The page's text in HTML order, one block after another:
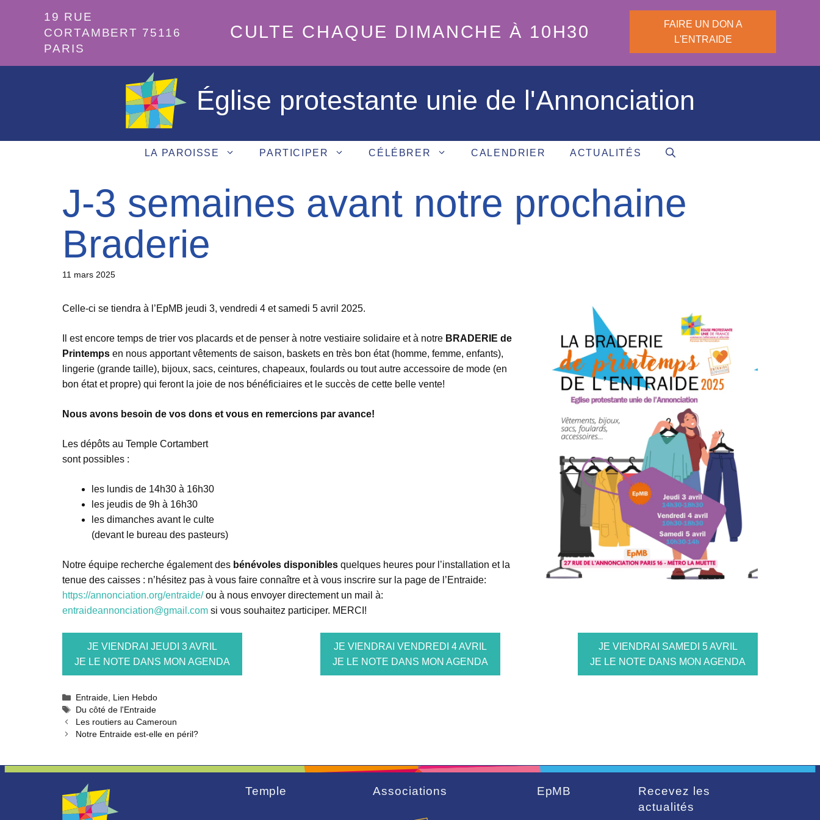
19 RUE
CORTAMBERT 75116
PARIS
CULTE CHAQUE DIMANCHE À 10H30
FAIRE UN DON A
L'ENTRAIDE
Église protestante unie de l'Annonciation
LA PAROISSE PARTICIPER CÉLÉBRER CALENDRIER ACTUALITÉS
J-3 semaines avant notre prochaine
Braderie
11 mars 2025
Celle-ci se tiendra à l’EpMB jeudi 3, vendredi 4 et samedi 5 avril 2025.
Il est encore temps de trier vos placards et de penser à notre vestiaire solidaire et à notre BRADERIE de
Printemps en nous apportant vêtements de saison, baskets en très bon état (homme, femme, enfants),
lingerie (grande taille), bijoux, sacs, ceintures, chapeaux, foulards ou tout autre accessoire de mode (en
bon état et propre) qui feront la joie de nos bénéficiaires et le succès de cette belle vente!
Nous avons besoin de vos dons et vous en remercions par avance!
Les dépôts au Temple Cortambert
sont possibles :
les lundis de 14h30 à 16h30
les jeudis de 9h à 16h30
les dimanches avant le culte
(devant le bureau des pasteurs)
Notre équipe recherche également des bénévoles disponibles quelques heures pour l’installation et la
tenue des caisses : n’hésitez pas à vous faire connaître et à vous inscrire sur la page de l’Entraide:
https://annonciation.org/entraide/ ou à nous envoyer directement un mail à:
entraideannonciation@gmail.com si vous souhaitez participer. MERCI!
JE VIENDRAI JEUDI 3 AVRIL
JE LE NOTE DANS MON AGENDA
JE VIENDRAI VENDREDI 4 AVRIL
JE LE NOTE DANS MON AGENDA
JE VIENDRAI SAMEDI 5 AVRIL
JE LE NOTE DANS MON AGENDA
Catégories
Entraide,
Lien Hebdo
Étiquettes
Du côté de l'Entraide
Les routiers au Cameroun
Notre Entraide est-elle en péril?
Temple Associations EpMB
Recevez les
actualités